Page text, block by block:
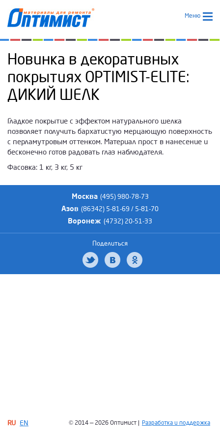
Меню
Новинка в декоративных
покрытиях OPTIMIST-ELITE:
ДИКИЙ ШЕЛК
Гладкое покрытие с эффектом натурального шелка
позволяет получить бархатистую мерцающую поверхность
с перламутровым оттенком. Материал прост в нанесение и
бесконечно готов радовать глаз наблюдателя.
Фасовка: 1 кг, 3 кг, 5 кг
Москва (495) 980-78-73
Азов (86342) 5-81-69 / 5-81-70
Воронеж (4732) 20-51-33
Поделиться
RU EN © 2014 — 2026 Оптимист | Разработка и поддержка